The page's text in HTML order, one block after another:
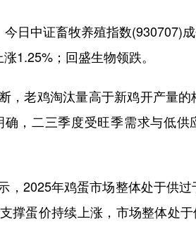
日中证畜牧养殖指数(930707)
1.25%；回盛生物领跌。
，老鸡淘汰量高于新鸡开产量
，二三季度受旺季需求与低供
，2025年鸡蛋市场整体处于供
撑蛋价持续上涨，市场整体处